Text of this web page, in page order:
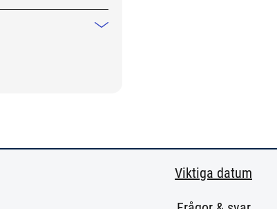
Viktiga datum